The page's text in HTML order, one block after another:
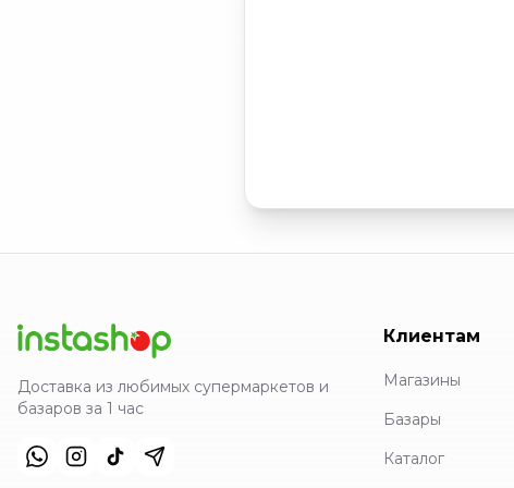
Доставка из любимых супермаркетов и
базаров за 1 час
Клиентам
Магазины
Базары
Каталог